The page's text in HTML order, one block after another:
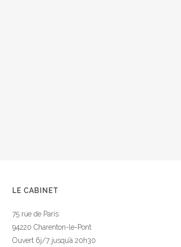
LE CABINET
75 rue de Paris
94220 Charenton-le-Pont
Ouvert 6j/7 jusqu’à 20h30